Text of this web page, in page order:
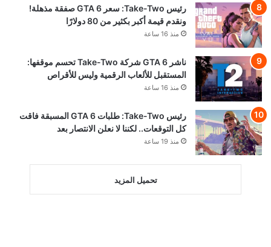
رئيس Take-Two: سعر GTA 6 صفقة مذهلة!
ونقدم قيمة أكبر بكثير من 80 دولارًا
منذ 16 ساعة
ناشر GTA 6 شركة Take-Two تحسم موقفها:
المستقبل للألعاب الرقمية وليس للأقراص
منذ 16 ساعة
رئيس Take-Two: طلبات GTA 6 المسبقة فاقت
كل التوقعات.. لكننا لا نعلن الانتصار بعد
منذ 19 ساعة
تحميل المزيد